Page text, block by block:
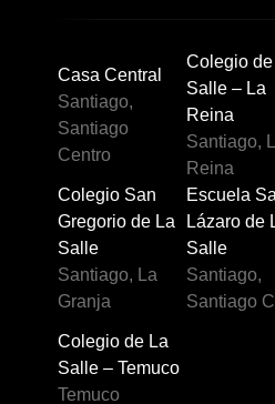
Casa Central
Santiago,
Santiago
Centro
Colegio de
Salle – La
Reina
Santiago,
Reina
Colegio San
Gregorio de La
Salle
Santiago, La
Granja
Escuela
Lázaro de
Salle
Santiago,
Santiago
Colegio de La
Salle – Temuco
Temuco